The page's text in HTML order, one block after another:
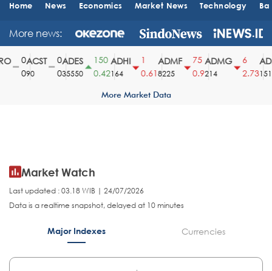
Home News Economics Market News Technology
More news:
ACST
90
ADES
35550
150
0.42
ADHI
164
0.61
ADMF
8225
75
0.9
ADMG
214
2.731510
More Market Data
Market Watch
Last updated : 03.18 WIB | 24/07/2026
Data is a realtime snapshot, delayed at 10 minutes
Major Indexes Currencies